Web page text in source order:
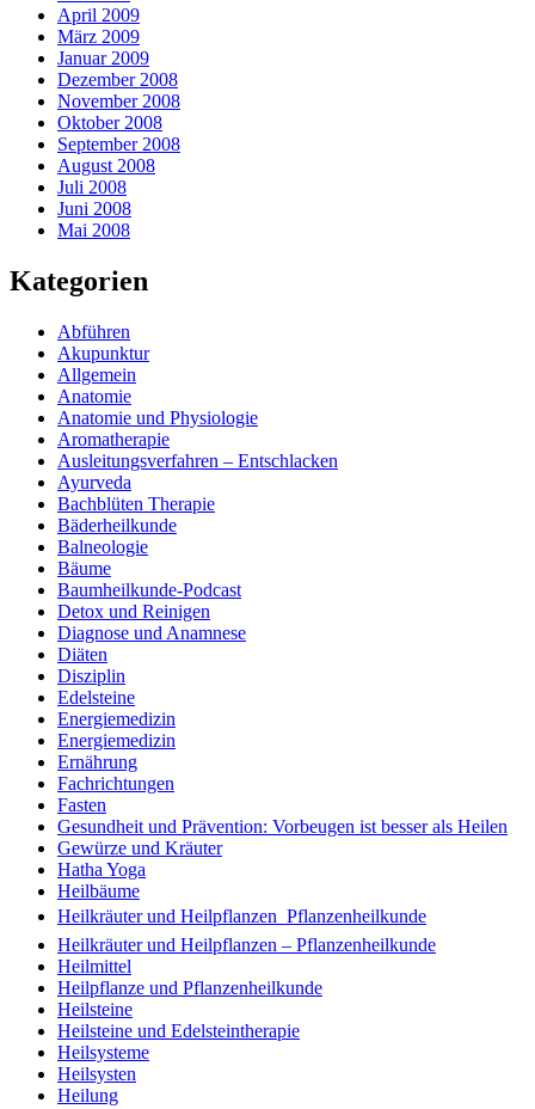
April 2009
März 2009
Januar 2009
Dezember 2008
November 2008
Oktober 2008
September 2008
August 2008
Juli 2008
Juni 2008
Mai 2008
Kategorien
Abführen
Akupunktur
Allgemein
Anatomie
Anatomie und Physiologie
Aromatherapie
Ausleitungsverfahren – Entschlacken
Ayurveda
Bachblüten Therapie
Bäderheilkunde
Balneologie
Bäume
Baumheilkunde-Podcast
Detox und Reinigen
Diagnose und Anamnese
Diäten
Disziplin
Edelsteine
Energiemedizin
Energiemedizin
Ernährung
Fachrichtungen
Fasten
Gesundheit und Prävention: Vorbeugen ist besser als Heilen
Gewürze und Kräuter
Hatha Yoga
Heilbäume
Heilkräuter und Heilpflanzen  Pflanzenheilkunde
Heilkräuter und Heilpflanzen – Pflanzenheilkunde
Heilmittel
Heilpflanze und Pflanzenheilkunde
Heilsteine
Heilsteine und Edelsteintherapie
Heilsysteme
Heilsysten
Heilung